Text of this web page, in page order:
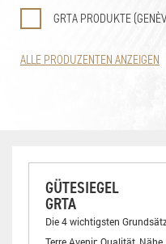
GRTA PRODUKTE
ALLE PRODUZENTEN ANZEIGEN
GÜTESIEGEL
GRTA
Die 4 wichtigsten